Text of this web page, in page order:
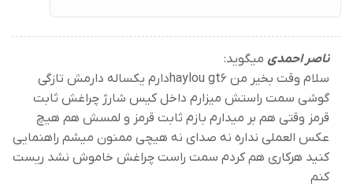
ناصر احمدی میگوید:
سلام وقت بخیر من haylou gt6دارم یکساله دارمش تازگی
گوشی سمت راستش میزارم داخل کیس شارژ چراغش ثابت
قرمز وقتی هم بر میدارم بازم ثابت قرمز و لمسش هم هیچ
عکس العملی نداره نه صدای نه هیچی ممنون میشم راهنمایی
کنید هرکاری هم کردم سمت راست چراغش خاموش نشد ریست
کنم